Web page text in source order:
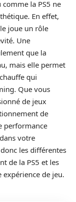
la PS5 ne
En effet,
joue un rôle
Une
que la
mais elle permet
qui
Que vous
de jeux
de
performance
votre
les différentes
de la PS5 et les
de jeu.